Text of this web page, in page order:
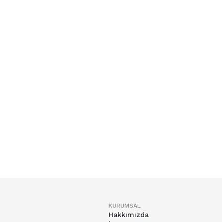
KURUMSAL
Hakkımızda